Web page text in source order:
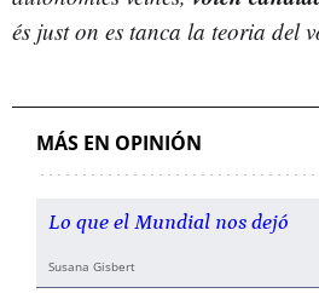
és just on es tanca la teoria del
MÁS EN OPINIÓN
Lo que el Mundial nos dejó
Susana Gisbert